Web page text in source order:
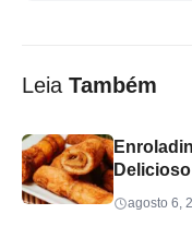
Leia Também
agosto 6,